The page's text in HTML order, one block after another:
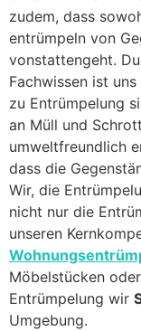
zudem, dass
entrümpeln von
vonstattengeht.
Fachwissen ist
zu Entrümpelung
an Müll und
umweltfreundlich
dass die
Wir, die
nicht nur die
unseren
Möbelstücken
Entrümpelung wir
Umgebung.